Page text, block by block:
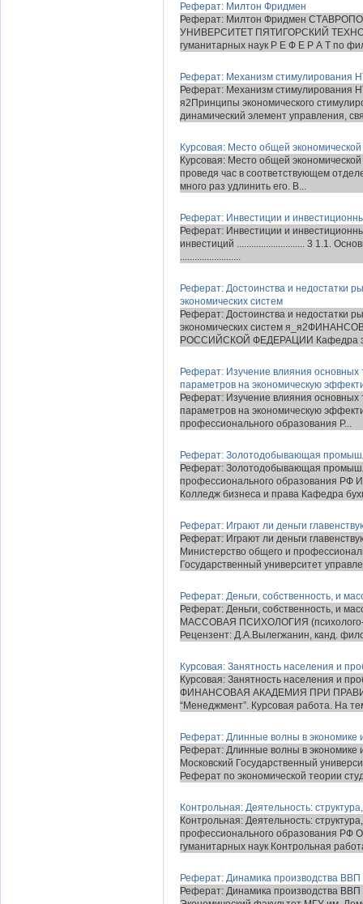
Реферат: Милтон Фридмен
Реферат: Милтон Фридмен
УНИВЕРСИТЕТ ПЯТИГОРСКИЙ
гуманитарных наук Р Е Ф Е Р А Т по
Реферат: Механизм стимулирования
Реферат: Механизм
я2Принципы экономического
динамический элемент управления,
Курсовая: Место общей
Курсовая: Место общей
проведя час в соответствующем
много раз удлинить его. В...
Реферат: Инвестиции и
Реферат: Инвестиции и
инвестиций ............................ 3 1.1.
.........................
Реферат: Достоинства и недостатки
экономических систем
Реферат: Достоинства и недостатки
экономических систем
РОССИЙСКОЙ ФЕДЕРАЦИИ Кафедра
Реферат: Изучение влияния основных
параметров на экономическую
Реферат: Изучение влияния основных
параметров на экономическую
профессионального образования Р...
Реферат: Золотодобывающая
Реферат: Золотодобывающая
профессионального образования РФ
Колледж бизнеса и права Кафедра
Реферат: Играют ли деньги
Реферат: Играют ли деньги
Министерство общего и
Государственный университет
Реферат: Деньги, собственность, и
Реферат: Деньги, собственность, и
МАССОВАЯ ПСИХОЛОГИЯ (психолого-
Рецензент: Д.А.Вылегжанин, канд.
Курсовая: Занятность населения и
Курсовая: Занятность населения и
ФИНАНСОВАЯ АКАДЕМИЯ ПРИ
“Менеджмент”. Курсовая работа. На
Реферат: Длинные волны в
Реферат: Длинные волны в
Московский Государственный
Реферат по экономической теории
Контрольная: Деятельность:
Контрольная: Деятельность:
профессионального образования РФ
гуманитарных наук Контрольная
Реферат: Динамика производства
Реферат: Динамика производства